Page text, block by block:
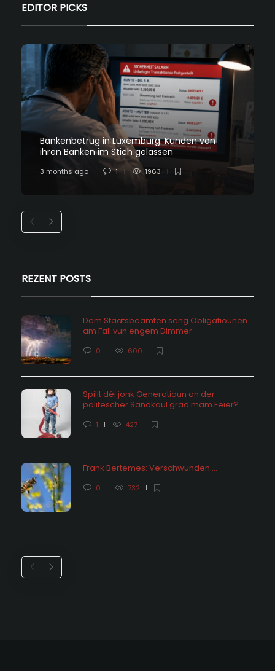
EDITOR PICKS
Bankenbetrug in Luxemburg: Kunden von
ihren Banken im Stich gelassen
3 months ago 1 1963
REZENT POSTS
Dem Staatsbeamten seng Obligatiounen
am Fall vun engem Dimmer
0 600
Spillt déi jonk Generatioun an der
politescher Sandkaul grad mam Feier?
1 427
Frank Bertemes: Verschwunden….
0 732